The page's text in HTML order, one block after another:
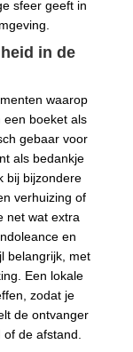
sfeer geeft in
in de
waarop
een boeket als
gebaar voor
als bedankje
bij bijzondere
verhuizing of
net wat extra
en
belangrijk, met
Een lokale
zodat je
de ontvanger
de afstand.